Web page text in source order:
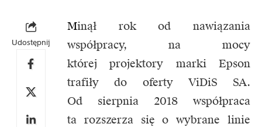
Udostępnij
Minął rok od nawiązania
współpracy, na mocy
której projektory marki Epson
trafiły do oferty ViDiS SA.
Od sierpnia 2018 współpraca
ta rozszerza się o wybrane linie